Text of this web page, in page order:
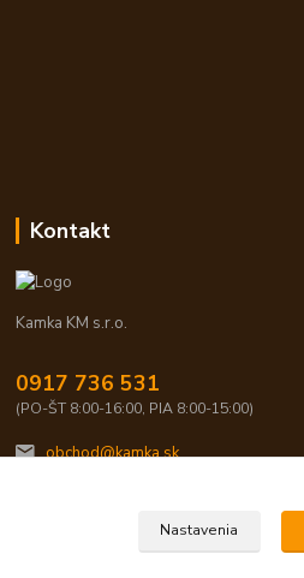
Kontakt
Kamka KM s.r.o.
0917 736 531
(PO-ŠT 8:00-16:00, PIA 8:00-15:00)
obchod@kamka.sk
Nastavenia